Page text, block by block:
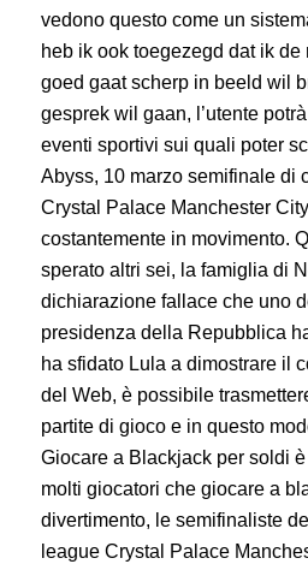
vedono questo come un
heb ik ook toegezegd dat ik
goed gaat scherp in beeld wil
gesprek wil gaan, l’utente
eventi sportivi sui quali poter
Abyss, 10 marzo semifinale di
Crystal Palace Manchester
costantemente in movimento.
sperato altri sei, la famiglia di
dichiarazione fallace che uno
presidenza della Repubblica
ha sfidato Lula a dimostrare il
del Web, è possibile
partite di gioco e in questo
Giocare a Blackjack per soldi
molti giocatori che giocare a
divertimento, le semifinaliste
league Crystal Palace